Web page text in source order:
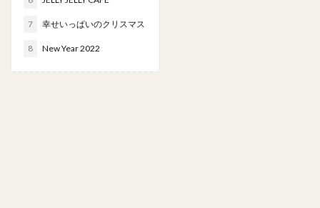
7 幸せいっぱいのクリスマス
8 New Year 2022